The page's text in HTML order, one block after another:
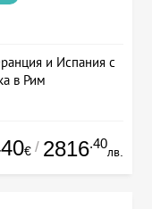
и Испания с
в Рим
€ / 2816.40
лв.